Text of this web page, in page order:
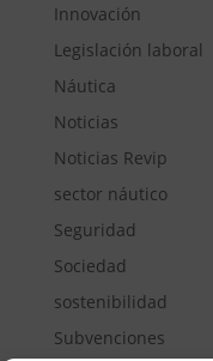
Innovación
Legislación laboral
Náutica
Noticias
Noticias Revip
sector náutico
Seguridad
Sociedad
sostenibilidad
Subvenciones